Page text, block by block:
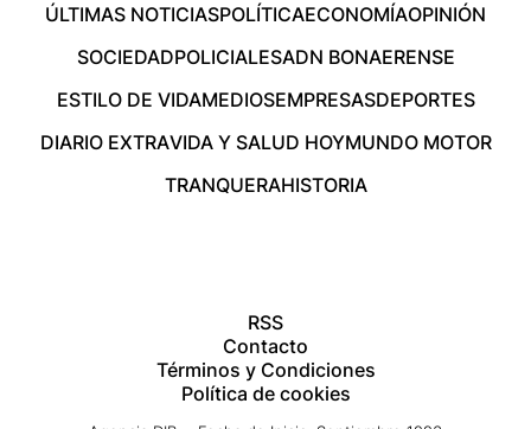
ÚLTIMAS NOTICIASPOLÍTICAECONOMÍAOPINIÓN
SOCIEDADPOLICIALESADN BONAERENSE
ESTILO DE VIDAMEDIOSEMPRESASDEPORTES
DIARIO EXTRAVIDA Y SALUD HOYMUNDO MOTOR
TRANQUERAHISTORIA
RSS
Contacto
Términos y Condiciones
Política de cookies